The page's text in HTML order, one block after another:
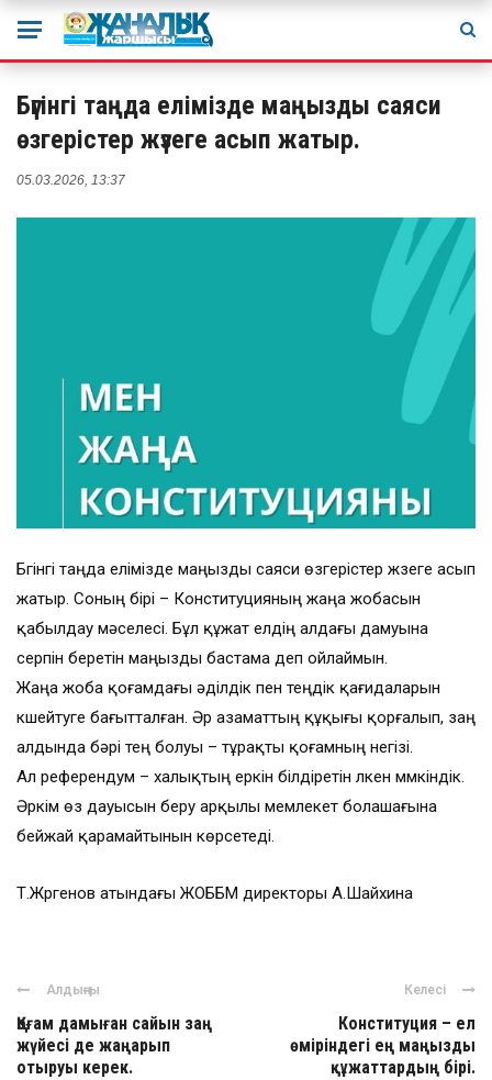
Бүгінгі таңда елімізде маңызды саяси
өзгерістер жүзеге асып жатыр.
05.03.2026, 13:37
Бүгінгі таңда елімізде маңызды саяси өзгерістер жүзеге асып
жатыр. Соның бірі – Конституцияның жаңа жобасын
қабылдау мәселесі. Бұл құжат елдің алдағы дамуына
серпін беретін маңызды бастама деп ойлаймын.
Жаңа жоба қоғамдағы әділдік пен теңдік қағидаларын
күшейтуге бағытталған. Әр азаматтың құқығы қорғалып, заң
алдында бәрі тең болуы – тұрақты қоғамның негізі.
Ал референдум – халықтың еркін білдіретін үлкен мүмкіндік.
Әркім өз дауысын беру арқылы мемлекет болашағына
бейжай қарамайтынын көрсетеді.
Т.Жүргенов атындағы ЖОББМ директоры А.Шайхина
Алдыңғы
Қоғам дамыған сайын заң
жүйесі де жаңарып
отыруы керек.
Келесі
Конституция – ел
өміріндегі ең маңызды
құжаттардың бірі.